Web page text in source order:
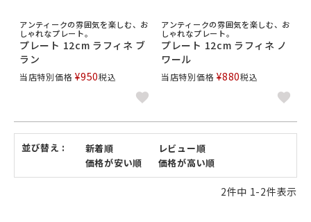
アンティークの雰囲気を楽しむ、お
しゃれなプレート。
プレート 12cm ラフィネ ブ
ラン
当店特別価格 ¥950税込
アンティークの雰囲気を楽しむ、お
しゃれなプレート。
プレート 12cm ラフィネ ノ
ワール
当店特別価格 ¥880税込
並び替え 新着順
レビュー順
価格が安い順
価格が高い順
2件中 1-2件表示